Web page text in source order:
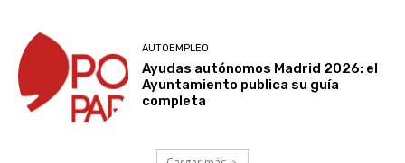
AUTOEMPLEO
Ayudas autónomos Madrid 2026: el
Ayuntamiento publica su guía
completa